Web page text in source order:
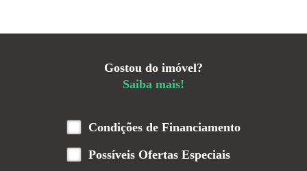
Gostou do imóvel?
Saiba mais!
Condições de Financiamento
Possíveis Ofertas Especiais